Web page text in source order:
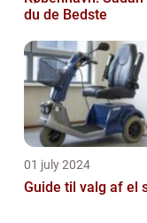
du de Bedste
01 july 2024
Guide til valg af el